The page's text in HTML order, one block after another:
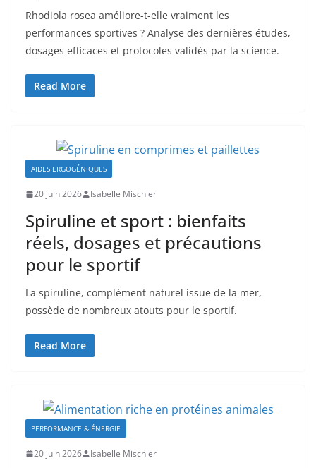
Rhodiola rosea améliore-t-elle vraiment les
performances sportives ? Analyse des dernières études,
dosages efficaces et protocoles validés par la science.
Read More
AIDES ERGOGÉNIQUES
20 juin 2026 Isabelle Mischler
Spiruline et sport : bienfaits
réels, dosages et précautions
pour le sportif
La spiruline, complément naturel issue de la mer,
possède de nombreux atouts pour le sportif.
Read More
PERFORMANCE & ÉNERGIE
20 juin 2026 Isabelle Mischler